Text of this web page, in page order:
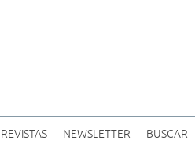
REVISTAS NEWSLETTER BUSCAR